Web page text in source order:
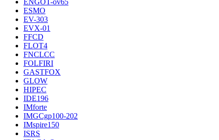
ENGOT-ov65
ESMO
EV-303
EVX-01
FFCD
FLOT4
FNCLCC
FOLFIRI
GASTFOX
GLOW
HIPEC
IDE196
IMforte
IMGCgp100-202
IMspire150
ISRS